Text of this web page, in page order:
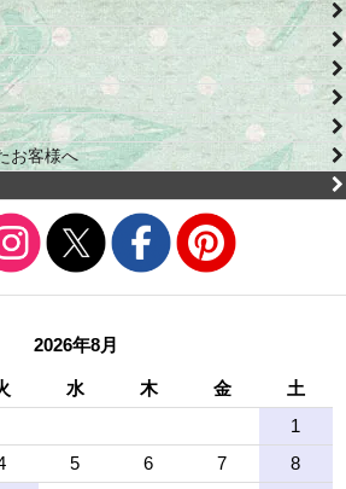
お客様へ
2026年8月
水 木 金
土
1
5 6 7
8